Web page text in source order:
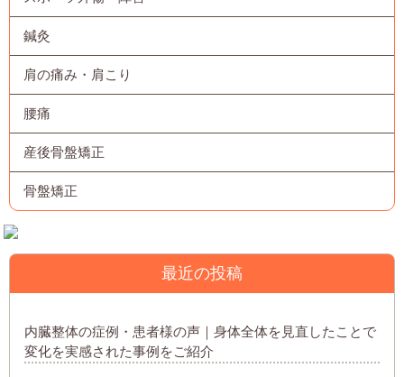
鍼灸
肩の痛み・肩こり
腰痛
産後骨盤矯正
骨盤矯正
最近の投稿
内臓整体の症例・患者様の声｜身体全体を見直したことで
変化を実感された事例をご紹介